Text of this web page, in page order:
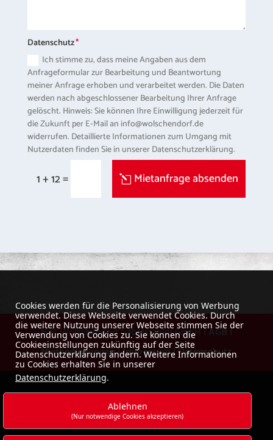
Datenschutz
Ich stimme zu, dass meine Angaben aus dem
Anfrageformular zur Bearbeitung und Beantwortung
meiner Anfrage erhoben und verarbeitet werden. Die Daten
werden nach abgeschlossener Bearbeitung Ihrer Anfrage
gelöscht. Hinweis: Sie können Ihre Einwilligung jederzeit für
die Zukunft per E-Mail an info@wolschendorf.de
widerrufen. Detaillierte Informationen zum Umgang mit
Nutzerdaten finden Sie in unserer Datenschutzerklärung.
1 + 12= Mietanfrage absenden
H-P. Wolschendorf Gabelstapler GmbH |AGB|
Mietbedingungen|Impressum|Datenschutz
Cookies werden für die Personalisierung von Werbung
verwendet. Diese Webseite verwendet Cookies. Durch
die weitere Nutzung unserer Webseite stimmen Sie der
Verwendung von Cookies zu. Sie können die
Cookieeinstellungen zukünftig auf der Seite
Datenschutzerklärung ändern. Weitere Informationen
zu Cookies erhalten Sie in unserer
Datenschutzerklärung.
Ablehnen
(Nur notwendige Cookies akzeptieren)